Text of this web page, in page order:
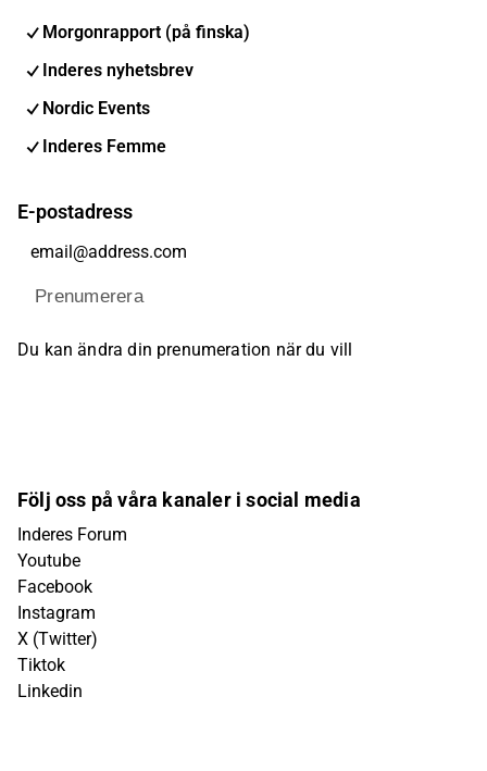
Morgonrapport (på finska)
Inderes nyhetsbrev
Nordic Events
Inderes Femme
E-postadress
Prenumerera
Du kan ändra din prenumeration när du vill
Följ oss på våra kanaler i social media
Inderes Forum
Youtube
Facebook
Instagram
X (Twitter)
Tiktok
Linkedin